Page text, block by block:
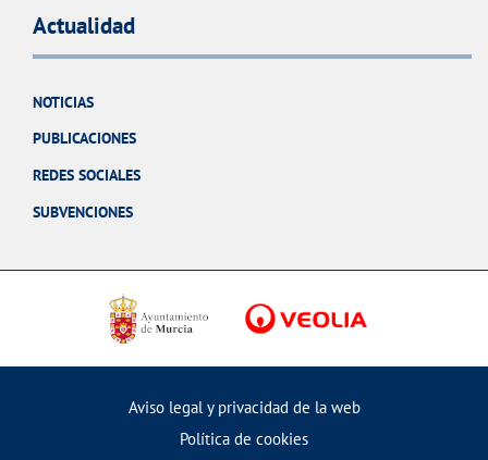
Actualidad
NOTICIAS
PUBLICACIONES
REDES SOCIALES
SUBVENCIONES
Aviso legal y privacidad de la web
Política de cookies